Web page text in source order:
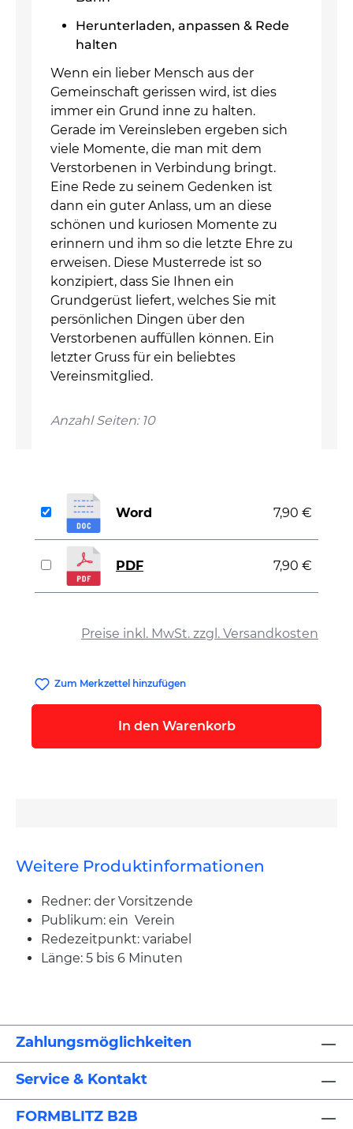
Herunterladen, anpassen & Rede
halten
Wenn ein lieber Mensch aus der
Gemeinschaft gerissen wird, ist dies
immer ein Grund inne zu halten.
Gerade im Vereinsleben ergeben sich
viele Momente, die man mit dem
Verstorbenen in Verbindung bringt.
Eine Rede zu seinem Gedenken ist
dann ein guter Anlass, um an diese
schönen und kuriosen Momente zu
erinnern und ihm so die letzte Ehre zu
erweisen. Diese Musterrede ist so
konzipiert, dass Sie Ihnen ein
Grundgerüst liefert, welches Sie mit
persönlichen Dingen über den
Verstorbenen auffüllen können. Ein
letzter Gruss für ein beliebtes
Vereinsmitglied.
Anzahl Seiten: 10
Preise inkl. MwSt. zzgl. Versandkosten
Word 7,90 €
PDF 7,90 €
Zum Merkzettel hinzufügen
In den Warenkorb
Weitere Produktinformationen
Redner: der Vorsitzende
Publikum: ein Verein
Redezeitpunkt: variabel
Länge: 5 bis 6 Minuten
Zahlungsmöglichkeiten
Service & Kontakt
FORMBLITZ B2B